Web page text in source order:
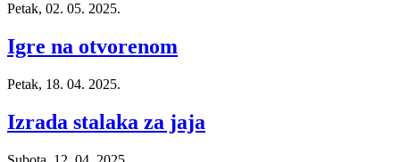
Petak, 02. 05. 2025.
Igre na otvorenom
Petak, 18. 04. 2025.
Izrada stalaka za jaja